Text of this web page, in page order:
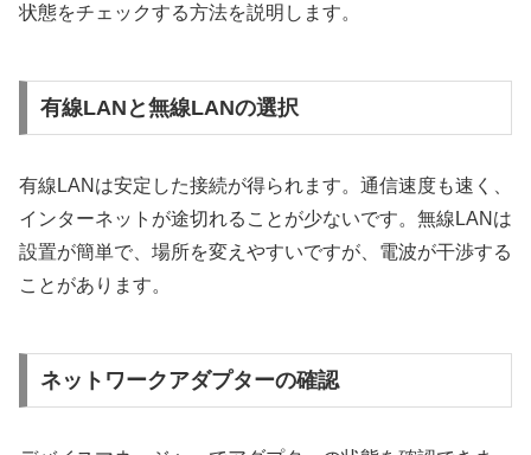
状態をチェックする方法を説明します。
有線LANと無線LANの選択
有線LANは安定した接続が得られます。通信速度も速く、
インターネットが途切れることが少ないです。無線LANは
設置が簡単で、場所を変えやすいですが、電波が干渉する
ことがあります。
ネットワークアダプターの確認